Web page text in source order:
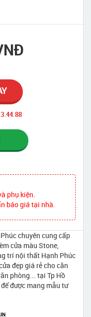
phụ kiện.
báo giá tại nhà.
chuyên cung cấp
cửa màu Stone,
trí nội thất Hạnh Phúc
đẹp giá rẻ cho căn
phòng... tại Tp Hồ
được mang mẫu tư